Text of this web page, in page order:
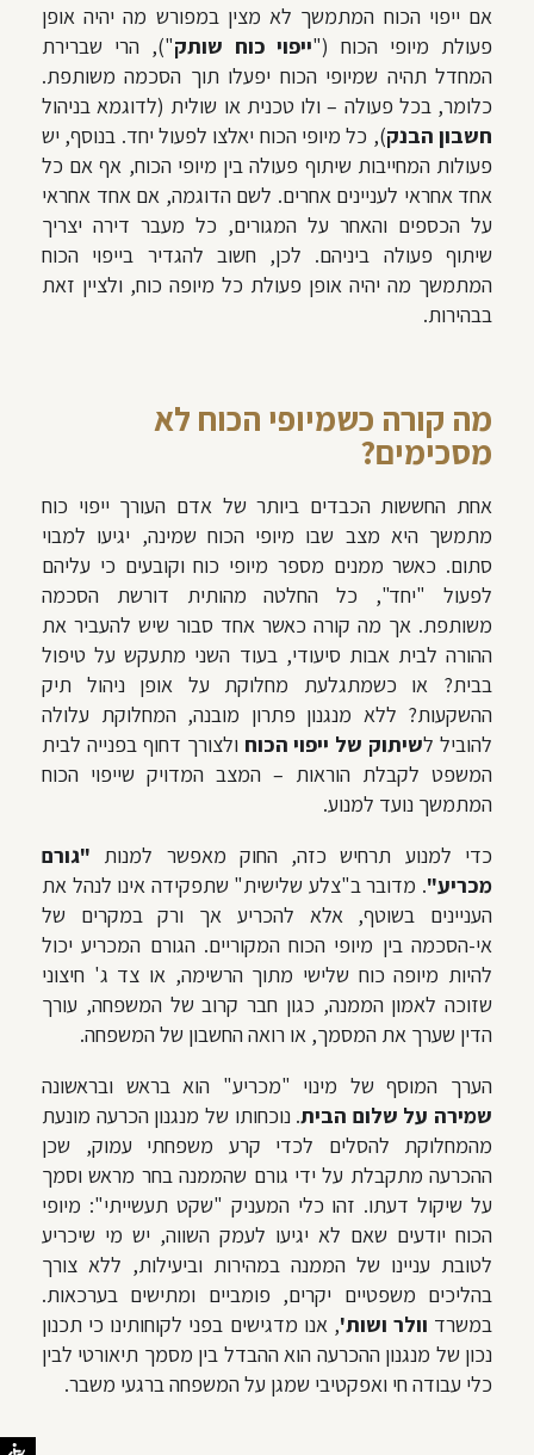
אם ייפוי הכוח המתמשך לא מצין במפורש מה יהיה אופן
פעולת מיופי הכוח ("ייפוי כוח שותק"), הרי שברירת
המחדל תהיה שמיופי הכוח יפעלו תוך הסכמה משותפת.
כלומר, בכל פעולה – ולו טכנית או שולית (לדוגמא בניהול
חשבון הבנק), כל מיופי הכוח יאלצו לפעול יחד. בנוסף, יש
פעולות המחייבות שיתוף פעולה בין מיופי הכוח, אף אם כל
אחד אחראי לעניינים אחרים. לשם הדוגמה, אם אחד אחראי
על הכספים והאחר על המגורים, כל מעבר דירה יצריך
שיתוף פעולה ביניהם. לכן, חשוב להגדיר בייפוי הכוח
המתמשך מה יהיה אופן פעולת כל מיופה כוח, ולציין זאת
בבהירות.
מה קורה כשמיופי הכוח לא
מסכימים?
אחת החששות הכבדים ביותר של אדם העורך ייפוי כוח
מתמשך היא מצב שבו מיופי הכוח שמינה, יגיעו למבוי
סתום. כאשר ממנים מספר מיופי כוח וקובעים כי עליהם
לפעול "יחד", כל החלטה מהותית דורשת הסכמה
משותפת. אך מה קורה כאשר אחד סבור שיש להעביר את
ההורה לבית אבות סיעודי, בעוד השני מתעקש על טיפול
בבית? או כשמתגלעת מחלוקת על אופן ניהול תיק
ההשקעות? ללא מנגנון פתרון מובנה, המחלוקת עלולה
להוביל לשיתוק של ייפוי הכוח ולצורך דחוף בפנייה לבית
המשפט לקבלת הוראות – המצב המדויק שייפוי הכוח
המתמשך נועד למנוע.
כדי למנוע תרחיש כזה, החוק מאפשר למנות "גורם
מכריע". מדובר ב"צלע שלישית" שתפקידה אינו לנהל את
העניינים בשוטף, אלא להכריע אך ורק במקרים של
אי-הסכמה בין מיופי הכוח המקוריים. הגורם המכריע יכול
להיות מיופה כוח שלישי מתוך הרשימה, או צד ג' חיצוני
שזוכה לאמון הממנה, כגון חבר קרוב של המשפחה, עורך
הדין שערך את המסמך, או רואה החשבון של המשפחה.
הערך המוסף של מינוי "מכריע" הוא בראש ובראשונה
שמירה על שלום הבית. נוכחותו של מנגנון הכרעה מונעת
מהמחלוקת להסלים לכדי קרע משפחתי עמוק, שכן
ההכרעה מתקבלת על ידי גורם שהממנה בחר מראש וסמך
על שיקול דעתו. זהו כלי המעניק "שקט תעשייתי": מיופי
הכוח יודעים שאם לא יגיעו לעמק השווה, יש מי שיכריע
לטובת עניינו של הממנה במהירות וביעילות, ללא צורך
בהליכים משפטיים יקרים, פומביים ומתישים בערכאות.
במשרד וולר ושות', אנו מדגישים בפני לקוחותינו כי תכנון
נכון של מנגנון ההכרעה הוא ההבדל בין מסמך תיאורטי לבין
כלי עבודה חי ואפקטיבי שמגן על המשפחה ברגעי משבר.